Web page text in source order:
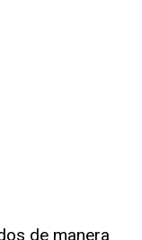
de manera